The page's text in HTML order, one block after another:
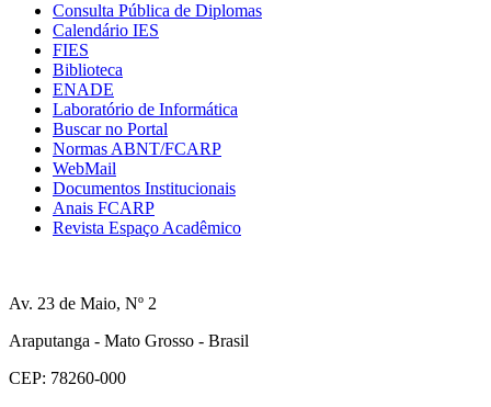
Consulta Pública de Diplomas
Calendário IES
FIES
Biblioteca
ENADE
Laboratório de Informática
Buscar no Portal
Normas ABNT/FCARP
WebMail
Documentos Institucionais
Anais FCARP
Revista Espaço Acadêmico
Av. 23 de Maio, Nº 2
Araputanga - Mato Grosso - Brasil
CEP: 78260-000